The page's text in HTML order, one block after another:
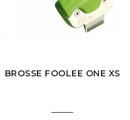
BROSSE FOOLEE ONE XS